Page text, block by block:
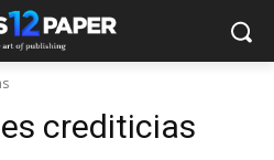
crediticias